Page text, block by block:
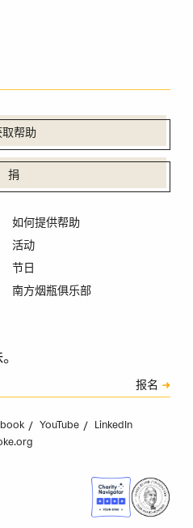
取帮助
捐
如何提供帮助
活动
节日
南方烟瓶俱乐部
报名
YouTube LinkedIn